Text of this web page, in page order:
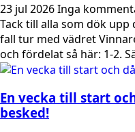
23 jul 2026Inga
Tack till alla som dök upp
fall tur med vädret
och fördelat så här: 1-2.
En vecka till start
besked!